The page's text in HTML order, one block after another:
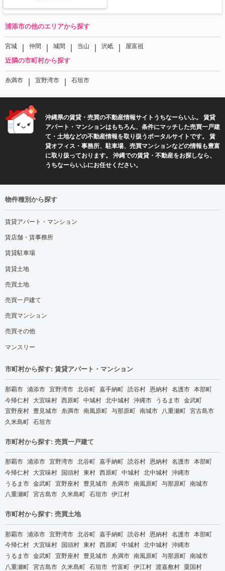
浦添市の他のエリアから探す
宮城 ｜ 仲間 ｜ 城間 ｜ 当山 ｜ 沢岻 ｜ 屋富祖
近隣の市町村から探す
糸満市 ｜ 宜野湾市 ｜ 石垣市
沖縄県の賃貸・売買の不動産情報サイトうちなーらいふ。 賃貸
アパート・マンションはもちろん、条件にマッチした売買一戸建
て・土地などの不動産情報を取り扱うポータルサイトです。 賃
貸オフィス・事務所、駐車場、売買マンションなどの情報も豊富
に取り扱っております。 沖縄での賃貸・不動産をお探しなら、
うちなーらいふにお任せください。
物件種別から探す
賃貸アパート・マンション
賃店舗・賃事務所
賃貸駐車場
賃貸土地
売買土地
売買一戸建て
売買マンション
売買その他
マンスリー
市町村から探す: 賃貸アパート・マンション
那覇市 浦添市 宜野湾市 北谷町 嘉手納町 読谷村 恩納村 名護市 本部町
今帰仁村 大宜味村 西原町 中城村 北中城村 沖縄市 うるま市 金武町
宜野座村 豊見城市 糸満市 南風原町 与那原町 南城市 八重瀬町 宮古島市
久米島町 石垣市
市町村から探す: 売買一戸建て
那覇市 浦添市 宜野湾市 北谷町 嘉手納町 読谷村 恩納村 名護市 本部町
今帰仁村 大宜味村 国頭村 東村 西原町 中城村 北中城村 沖縄市
うるま市 金武町 宜野座村 豊見城市 糸満市 南風原町 与那原町 南城市
八重瀬町 宮古島市 久米島町 石垣市 伊江村
市町村から探す: 売買土地
那覇市 浦添市 宜野湾市 北谷町 嘉手納町 読谷村 恩納村 名護市 本部町
今帰仁村 大宜味村 国頭村 東村 西原町 中城村 北中城村 沖縄市
うるま市 金武町 宜野座村 豊見城市 糸満市 南風原町 与那原町 南城市
八重瀬町 宮古島市 久米島町 石垣市 竹富町 伊江村 渡嘉敷村 粟国村